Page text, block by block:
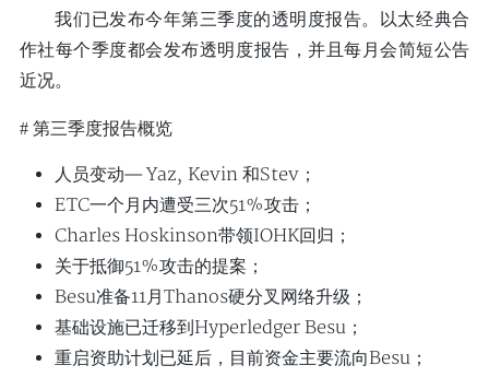
我们已发布今年第三季度的透明度报告。以太经典合
作社每个季度都会发布透明度报告，并且每月会简短公告
近况。
# 第三季度报告概览
人员变动— Yaz, Kevin 和Stev；
ETC一个月内遭受三次51%攻击；
Charles Hoskinson带领IOHK回归；
关于抵御51%攻击的提案；
Besu准备11月Thanos硬分叉网络升级；
基础设施已迁移到Hyperledger Besu；
重启资助计划已延后，目前资金主要流向Besu；